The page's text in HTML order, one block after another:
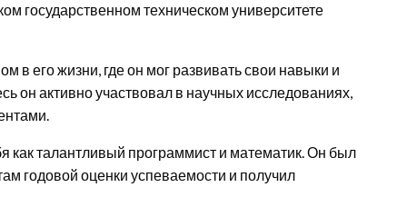
государственном техническом университете
в его жизни, где он мог развивать свои навыки и
он активно участвовал в научных исследованиях,
как талантливый программист и математик. Он был
годовой оценки успеваемости и получил